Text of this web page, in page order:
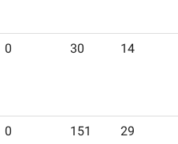
0 30 14
0 151 29